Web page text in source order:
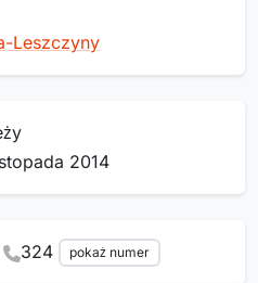
Leszczyny
2014
324 pokaż numer